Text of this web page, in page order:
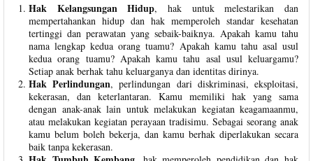
Hak Kelangsungan Hidup, hak untuk melestarikan dan
mempertahankan hidup dan hak memperoleh standar kesehatan
tertinggi dan perawatan yang sebaik-baiknya. Apakah kamu tahu
nama lengkap kedua orang tuamu? Apakah kamu tahu asal usul
kedua orang tuamu? Apakah kamu tahu asal usul keluargamu?
Setiap anak berhak tahu keluarganya dan identitas dirinya.
Hak Perlindungan, perlindungan dari diskriminasi, eksploitasi,
kekerasan, dan keterlantaran. Kamu memiliki hak yang sama
dengan anak-anak lain untuk melakukan kegiatan keagamaanmu,
atau melakukan kegiatan perayaan tradisimu. Sebagai seorang anak
kamu belum boleh bekerja, dan kamu berhak diperlakukan secara
baik tanpa kekerasan.